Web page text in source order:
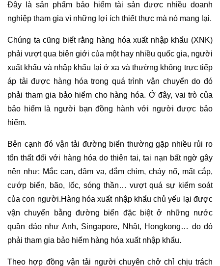
Đây là sản phẩm bảo hiểm tài sản được nhiều doanh
nghiệp tham gia vì những lợi ích thiết thực mà nó mang lại.
Chúng ta cũng biết rằng hàng hóa xuất nhập khẩu (XNK)
phải vượt qua biên giới của một hay nhiều quốc gia, người
xuất khẩu và nhập khẩu lại ở xa và thường không trực tiếp
áp tải được hàng hóa trong quá trình vận chuyển do đó
phải tham gia bảo hiểm cho hàng hóa. Ở đây, vai trò của
bảo hiểm là người bạn đồng hành với người được bảo
hiểm.
Bên cạnh đó vận tải đường biển thường gặp nhiều rủi ro
tổn thất đối với hàng hóa do thiên tai, tai nạn bất ngờ gây
nên như: Mắc cạn, đâm va, đắm chìm, cháy nổ, mất cắp,
cướp biển, bão, lốc, sóng thần… vượt quá sự kiểm soát
của con người.Hàng hóa xuất nhập khẩu chủ yếu lại được
vận chuyển bằng đường biển đặc biệt ở những nước
quần đảo như Anh, Singapore, Nhật, Hongkong… do đó
phải tham gia bảo hiểm hàng hóa xuất nhập khẩu.
Theo hợp đồng vận tải người chuyên chở chỉ chịu trách